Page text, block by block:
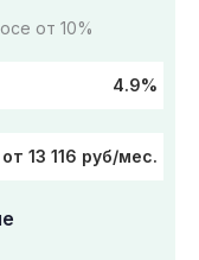
от 10%
4.9%
от 13 116 руб/мес.